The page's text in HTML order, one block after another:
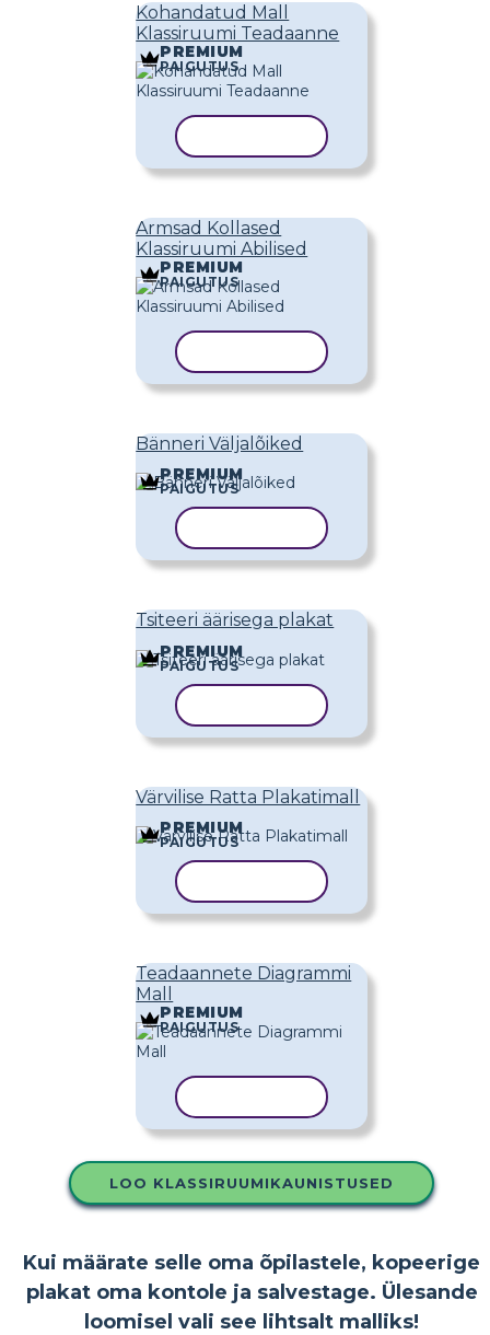
Kohandatud Mall
Klassiruumi Teadaanne
PREMIUM
PAIGUTUS
Armsad Kollased
Klassiruumi Abilised
PREMIUM
PAIGUTUS
Bänneri Väljalõiked
PREMIUM
PAIGUTUS
Tsiteeri äärisega plakat
PREMIUM
PAIGUTUS
Värvilise Ratta Plakatimall
PREMIUM
PAIGUTUS
Teadaannete Diagrammi
Mall
PREMIUM
PAIGUTUS
LOO KLASSIRUUMIKAUNISTUSED
Kui määrate selle oma õpilastele, kopeerige
plakat oma kontole ja salvestage. Ülesande
loomisel vali see lihtsalt malliks!